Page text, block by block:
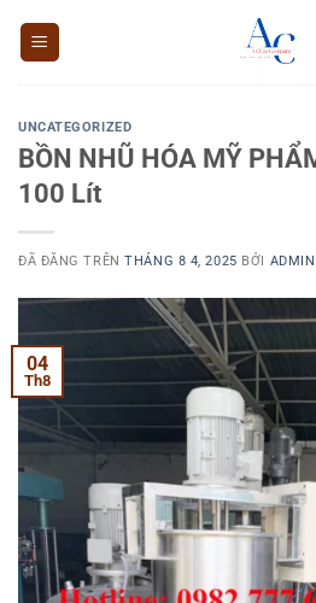
UNCATEGORIZED
BỒN NHŨ HÓA MỸ
100 Lít
ĐÃ ĐĂNG TRÊNTHÁNG 8 4, 2025 BỞI ADMIN
04
Th8